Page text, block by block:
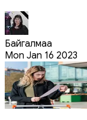
Байгалмаа
Mon Jan 16 2023